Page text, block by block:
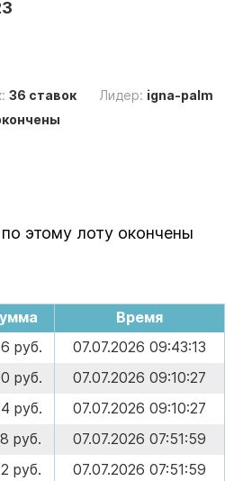
36 ставок Лидер: igna-palm
этому лоту окончены
Время
руб.
07.07.2026 09:43:13
руб.
07.07.2026 09:10:27
руб.
07.07.2026 09:10:27
руб.
07.07.2026 07:51:59
руб.
07.07.2026 07:51:59